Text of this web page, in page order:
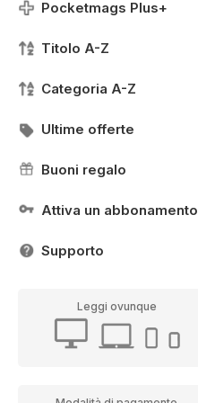
Pocketmags Plus+
Titolo A-Z
Categoria A-Z
Ultime offerte
Buoni regalo
Attiva un abbonamento
Supporto
Leggi ovunque